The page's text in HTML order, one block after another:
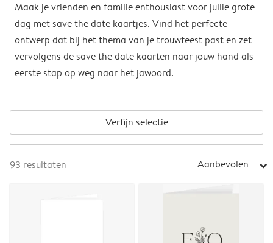
Maak je vrienden en familie enthousiast voor jullie grote
dag met save the date kaartjes. Vind het perfecte
ontwerp dat bij het thema van je trouwfeest past en zet
vervolgens de save the date kaarten naar jouw hand als
eerste stap op weg naar het jawoord.
Verfijn selectie
93 resultaten Aanbevolen arrow_right